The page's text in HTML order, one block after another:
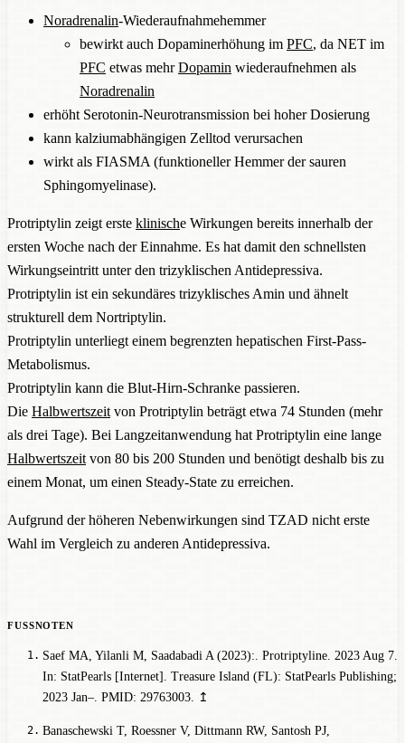
Noradrenalin-Wiederaufnahmehemmer
bewirkt auch Dopaminerhöhung im PFC, da NET im
PFC etwas mehrDopamin wiederaufnehmen als
Noradrenalin
erhöht Serotonin-Neurotransmission bei hoher Dosierung
kann kalziumabhängigen Zelltod verursachen
wirkt als FIASMA (funktioneller Hemmer der sauren
Sphingomyelinase).
Protriptylin zeigt erste klinische Wirkungen bereits innerhalb der
ersten Woche nach der Einnahme. Es hat damit den schnellsten
Wirkungseintritt unter den trizyklischen Antidepressiva.
Protriptylin ist ein sekundäres trizyklisches Amin und ähnelt
strukturell dem Nortriptylin.
Protriptylin unterliegt einem begrenzten hepatischen First-Pass-
Metabolismus.
Protriptylin kann die Blut-Hirn-Schranke passieren.
Die Halbwertszeit von Protriptylin beträgt etwa 74 Stunden (mehr
als drei Tage). Bei Langzeitanwendung hat Protriptylin eine lange
Halbwertszeit von 80 bis 200 Stunden und benötigt deshalb bis zu
einem Monat, um einen Steady-State zu erreichen.
Aufgrund der höheren Nebenwirkungen sind TZAD nicht erste
Wahl im Vergleich zu anderen Antidepressiva.
Saef MA, Yilanli M, Saadabadi A (2023):. Protriptyline. 2023 Aug 7.
In: StatPearls [Internet]. Treasure Island (FL): StatPearls Publishing;
2023 Jan–. PMID: 29763003.
↥
Banaschewski T, Roessner V, Dittmann RW, Santosh PJ,